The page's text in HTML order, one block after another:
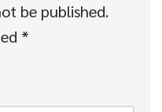
be published.
*